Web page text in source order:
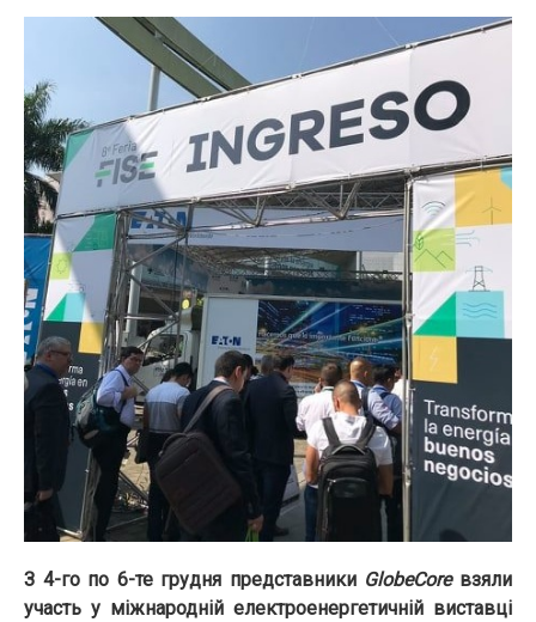
З 4-го по 6-те грудня представники GlobeCoreвзяли
участь у міжнародній електроенергетичній виставці